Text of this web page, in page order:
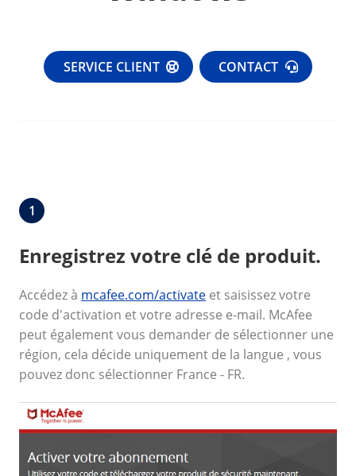
SERVICE CLIENT CONTACT
1
Enregistrez votre clé de produit.
Accédez à mcafee.com/activate et saisissez votre
code d'activation et votre adresse e-mail. McAfee
peut également vous demander de sélectionner une
région, cela décide uniquement de la langue , vous
pouvez donc sélectionner France - FR.